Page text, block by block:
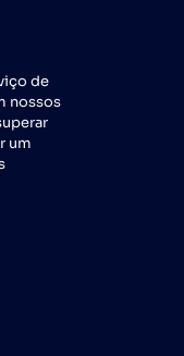
de
nossos
um